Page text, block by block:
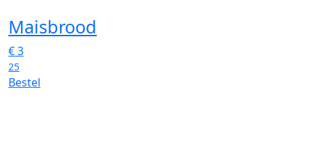
Maisbrood
€3
25
Bestel